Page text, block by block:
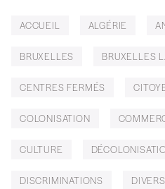
ACCUEIL ALGÉRIE
BRUXELLES BRUXELLES
CENTRES FERMÉS
COLONISATION
CULTURE
DISCRIMINATIONS